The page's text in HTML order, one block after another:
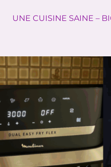
UNE CUISINE SAINE –